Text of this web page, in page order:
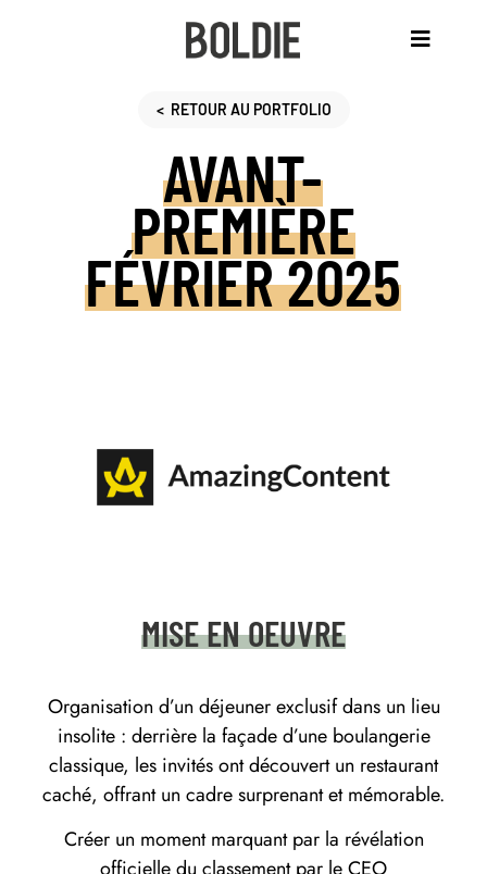
MANIFESTE
PORTFOLIO
CONTACT
< RETOUR AU PORTFOLIO
AVANT-
PREMIÈRE
FÉVRIER 2025
MISE EN OEUVRE
Organisation d’un déjeuner exclusif dans un lieu
insolite : derrière la façade d’une boulangerie
classique, les invités ont découvert un restaurant
caché, offrant un cadre surprenant et mémorable.
Créer un moment marquant par la révélation